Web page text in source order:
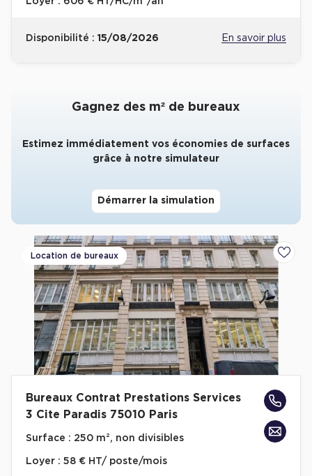
Location de Commerces
Location de Commerces à Bordeaux
Location de Commerces à Toulouse
Location de Commerces à Reims
Achat de Commerces
Achat de Commerces à Nîmes
Achat de Commerces à Toulouse
Achat de Commerces à Marseille
Achat de Commerces à Dijon
Disponibilité : 15/08/2026 En savoir plus
Gagnez des m² de bureaux
Estimez immédiatement vos économies de surfaces
grâce à notre simulateur
Démarrer la simulation
Location de bureaux
Bureaux Contrat Prestations Services
3 Cite Paradis 75010 Paris
Surface : 250 m², non divisibles
Loyer : 58 € HT/ poste/mois